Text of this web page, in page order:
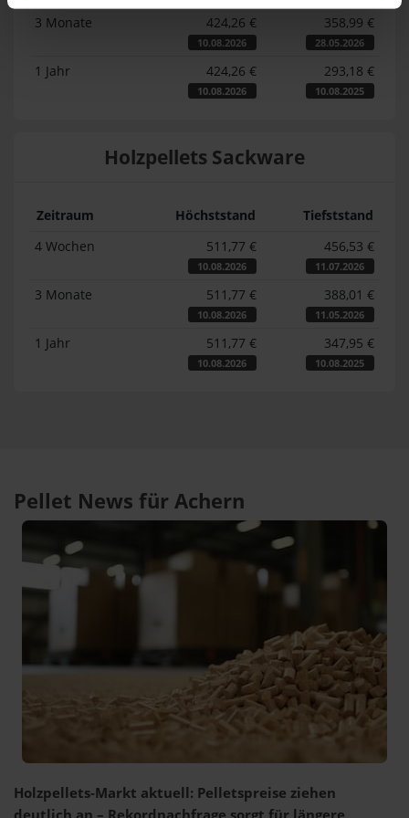
3 Monate 424,26 €
10.08.2026
358,99 €
28.05.2026
1 Jahr 424,26 €
10.08.2026
293,18 €
10.08.2025
Holzpellets Sackware
Zeitraum Höchststand
Tiefststand
4 Wochen
511,77 €
10.08.2026
456,53 €
11.07.2026
3 Monate 511,77 €
10.08.2026
388,01 €
11.05.2026
1 Jahr 511,77 €
10.08.2026
347,95 €
10.08.2025
Pellet News für Achern
Holzpellets-Markt aktuell: Pelletspreise ziehen